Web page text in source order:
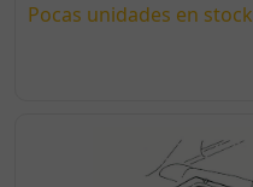
Pocas unidades en stock